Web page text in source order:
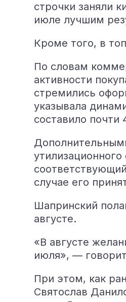
строчки заняли
июле лучшим
Кроме того, в
По словам
активности
стремились
указывала
составило почти
случае его
Шапринский
августе.
«В августе
июля», —
При этом, как
Святослав